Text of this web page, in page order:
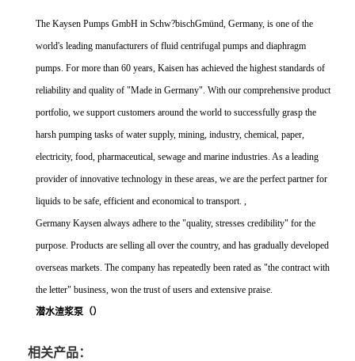
The Kaysen Pumps GmbH in Schw?bischGmünd, Germany, is one of the
world's leading manufacturers of fluid centrifugal pumps and diaphragm
pumps. For more than 60 years, Kaisen has achieved the highest standards of
reliability and quality of "Made in Germany". With our comprehensive product
portfolio, we support customers around the world to successfully grasp the
harsh pumping tasks of water supply, mining, industry, chemical, paper,
electricity, food, pharmaceutical, sewage and marine industries. As a leading
provider of innovative technology in these areas, we are the perfect partner for
liquids to be safe, efficient and economical to transport. ,
Germany Kaysen always adhere to the "quality, stresses credibility" for the
purpose. Products are selling all over the country, and has gradually developed
overseas markets. The company has repeatedly been rated as "the contract with
the letter" business, won the trust of users and extensive praise.
潜水渣浆泵（）
相关产品：